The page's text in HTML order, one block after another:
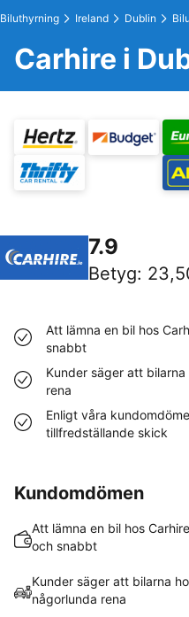
Biluthyrning Ireland Dublin
Carhire i
7.9
Betyg:
Att lämna en bil hos
snabbt
Kunder säger att
rena
Enligt våra
tillfredställande skick
Kundomdömen
Att lämna en bil hos
och snabbt
Kunder säger att bilarna
någorlunda rena